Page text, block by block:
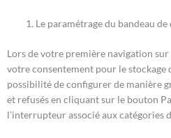
Le paramétrage du bandeau
Lors de votre première navigation sur
votre consentement pour le stockage
possibilité de configurer de manière
et refusés en cliquant sur le bouton
l’interrupteur associé aux catégories